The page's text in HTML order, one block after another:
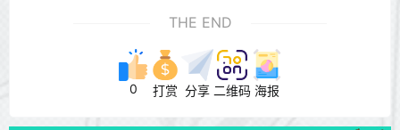
THE END
0 打赏 分享 二维码 海报